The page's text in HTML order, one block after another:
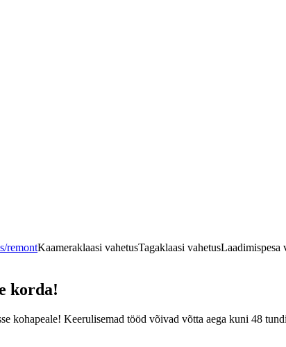
remontKaameraklaasi vahetusTagaklaasi vahetusLaadimispesa
korda!
kohapeale! Keerulisemad tööd võivad võtta aega kuni 48